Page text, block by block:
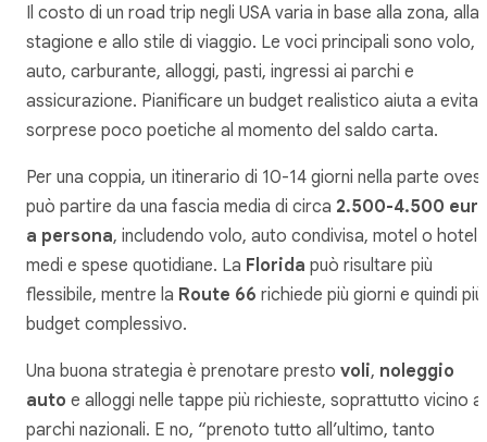
Il costo di un road trip negli USA varia in base alla zona, alla
stagione e allo stile di viaggio. Le voci principali sono volo,
auto, carburante, alloggi, pasti, ingressi ai parchi e
assicurazione. Pianificare un budget realistico aiuta a
sorprese poco poetiche al momento del saldo carta.
Per una coppia, un itinerario di 10-14 giorni nella parte ovest
può partire da una fascia media di circa 2.500-4.500
a persona, includendo volo, auto condivisa, motel o hotel
medi e spese quotidiane. La Florida può risultare più
flessibile, mentre la Route 66 richiede più giorni e quindi più
budget complessivo.
Una buona strategia è prenotare presto voli, noleggio
auto e alloggi nelle tappe più richieste, soprattutto vicino ai
parchi nazionali. E no, “prenoto tutto all’ultimo, tanto